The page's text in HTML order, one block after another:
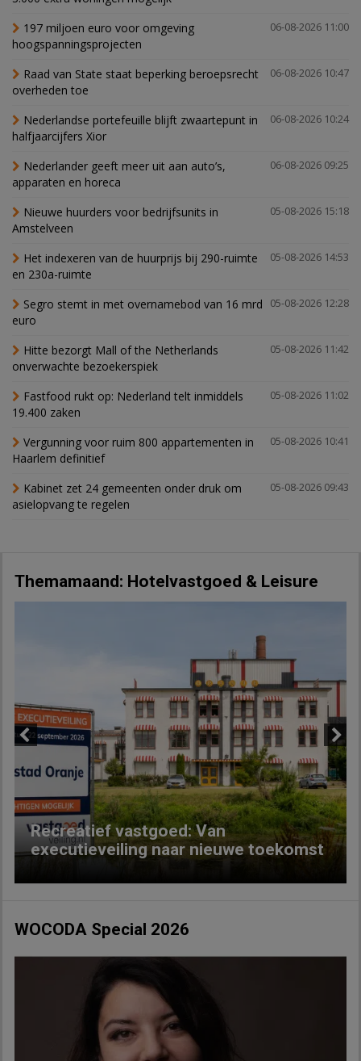
06-08-2026 11:00
197 miljoen euro voor omgeving
hoogspanningsprojecten
06-08-2026 10:47
Raad van State staat beperking beroepsrecht
overheden toe
06-08-2026 10:24
Nederlandse portefeuille blijft zwaartepunt in
halfjaarcijfers Xior
06-08-2026 09:25
Nederlander geeft meer uit aan auto’s,
apparaten en horeca
05-08-2026 15:18
Nieuwe huurders voor bedrijfsunits in
Amstelveen
05-08-2026 14:53
Het indexeren van de huurprijs bij 290-ruimte
en 230a-ruimte
05-08-2026 12:28
Segro stemt in met overnamebod van 16 mrd
euro
05-08-2026 11:42
Hitte bezorgt Mall of the Netherlands
onverwachte bezoekerspiek
05-08-2026 11:02
Fastfood rukt op: Nederland telt inmiddels
19.400 zaken
05-08-2026 10:41
Vergunning voor ruim 800 appartementen in
Haarlem definitief
05-08-2026 09:43
Kabinet zet 24 gemeenten onder druk om
asielopvang te regelen
Themamaand: Hotelvastgoed & Leisure
Recreatief vastgoed: Van
executieveiling naar nieuwe toekomst
Next
WOCODA Special 2026